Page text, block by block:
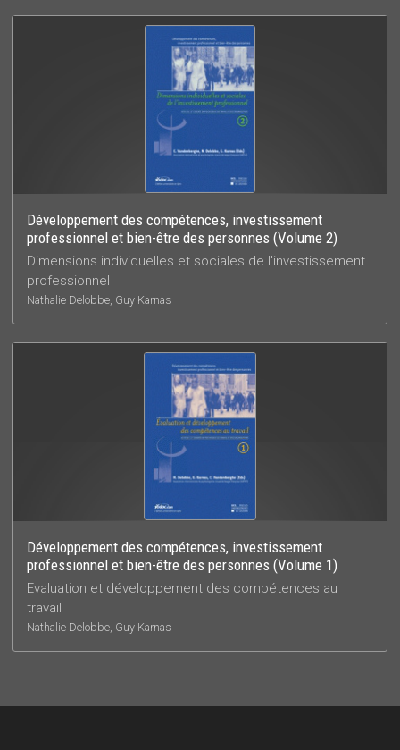
Développement des compétences, investissement
professionnel et bien-être des personnes (Volume 2)
Dimensions individuelles et sociales de l'investissement
professionnel
Nathalie Delobbe, Guy Karnas
Développement des compétences, investissement
professionnel et bien-être des personnes (Volume 1)
Evaluation et développement des compétences au
travail
Nathalie Delobbe, Guy Karnas